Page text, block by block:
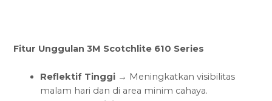
Fitur Unggulan 3M Scotchlite 610 Series
Reflektif Tinggi → Meningkatkan visibilitas
malam hari dan di area minim cahaya.